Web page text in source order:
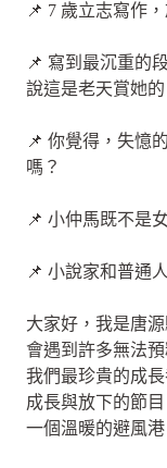
📌 7 歲立志寫作
📌 寫到最沉重的
說這是老天賞她的
📌 你覺得，失憶
嗎？
📌 小仲馬既不是
📌 小說家和普通
大家好，我是唐
會遇到許多無法
我們最珍貴的成
成長與放下的節
一個溫暖的避風港